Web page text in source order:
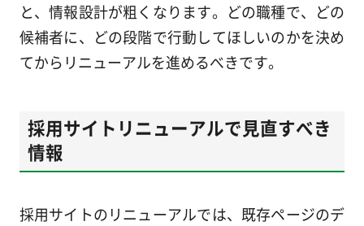
と、情報設計が粗くなります。どの職種で、どの
候補者に、どの段階で行動してほしいのかを決め
てからリニューアルを進めるべきです。
採用サイトリニューアルで見直すべき
情報
採用サイトのリニューアルでは、既存ページのデ